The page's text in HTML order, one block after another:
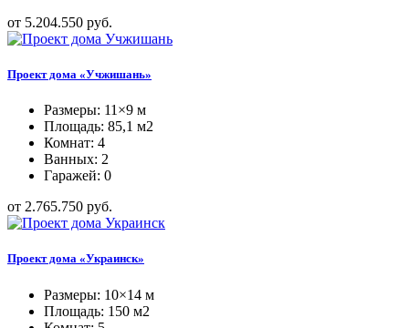
от 5.204.550 руб.
Проект дома «Учжишань»
Размеры: 11×9 м
Площадь: 85,1 м2
Комнат: 4
Ванных: 2
Гаражей: 0
от 2.765.750 руб.
Проект дома «Украинск»
Размеры: 10×14 м
Площадь: 150 м2